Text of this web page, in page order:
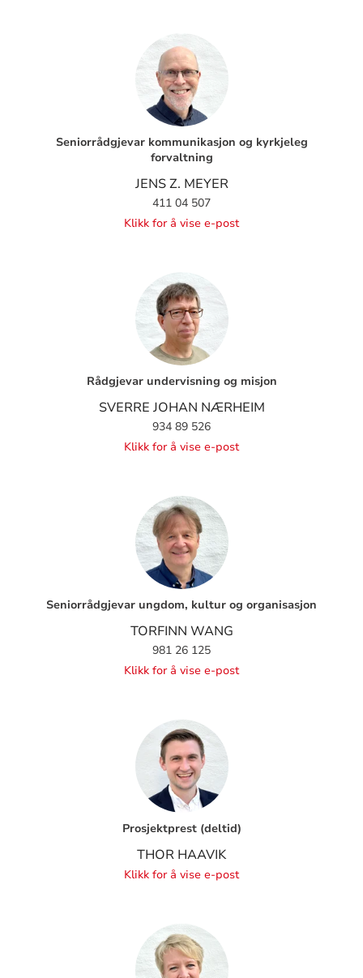
Seniorrådgjevar kommunikasjon og kyrkjeleg
forvaltning
JENS Z. MEYER
411 04 507
Klikk for å vise e-post
Rådgjevar undervisning og misjon
SVERRE JOHAN NÆRHEIM
934 89 526
Klikk for å vise e-post
Seniorrådgjevar ungdom, kultur og organisasjon
TORFINN WANG
981 26 125
Klikk for å vise e-post
Prosjektprest (deltid)
THOR HAAVIK
Klikk for å vise e-post